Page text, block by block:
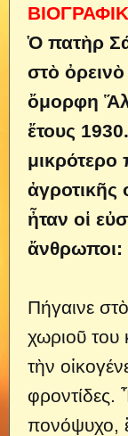
Ὁ πατὴρ
στὸ
ὄμορφη
ἔτους
μικρότερο
ἀγροτικῆς
ἦταν οἱ
ἄνθρωποι:
Πήγαινε
χωριοῦ του
τὴν
φροντίδες.
πονόψυχο,